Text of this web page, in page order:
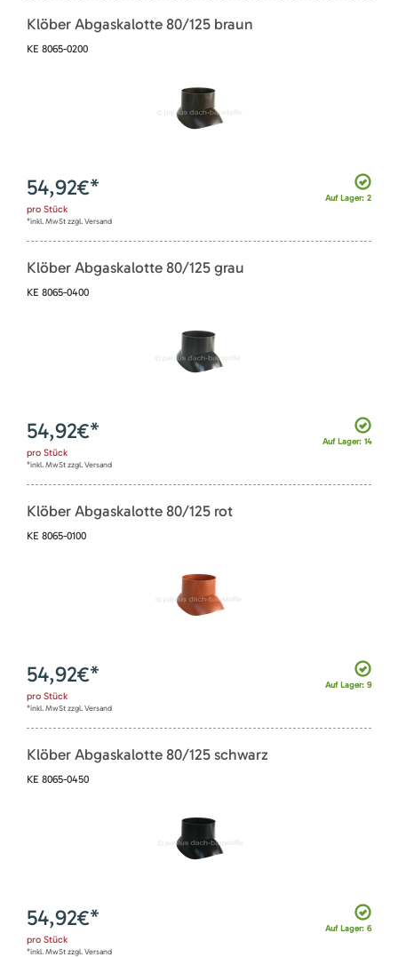
Klöber Abgaskalotte 80/125 braun
KE 8065-0200
Auf Lager: 2
54,92€*
pro Stück
*inkl. MwSt zzgl. Versand
Klöber Abgaskalotte 80/125 grau
KE 8065-0400
Auf Lager: 14
54,92€*
pro Stück
*inkl. MwSt zzgl. Versand
Klöber Abgaskalotte 80/125 rot
KE 8065-0100
Auf Lager: 9
54,92€*
pro Stück
*inkl. MwSt zzgl. Versand
Klöber Abgaskalotte 80/125 schwarz
KE 8065-0450
Auf Lager: 6
54,92€*
pro Stück
*inkl. MwSt zzgl. Versand